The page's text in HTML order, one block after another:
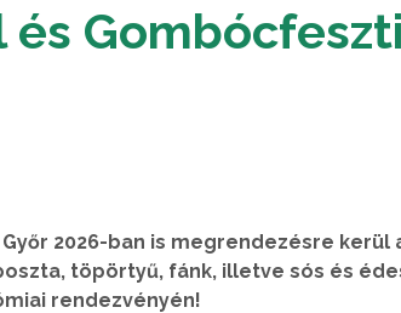
2026-ban is megrendezésre kerül
töpörtyű, fánk, illetve sós és
rendezvényén!